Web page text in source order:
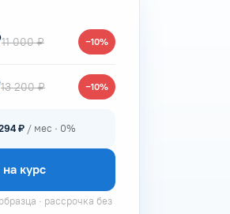
11 000 ₽ −10%
13 200 ₽ −10%
₽ / мес · 0%
курс
· рассрочка без